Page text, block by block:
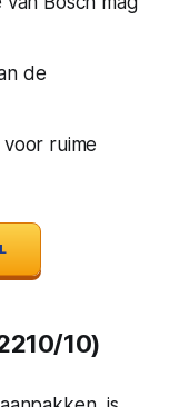
de
ruime
10)